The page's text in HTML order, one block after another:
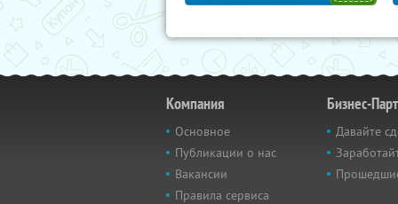
Компания
Основное
Публикации о нас
Вакансии
Правила сервиса
Бизнес-
Давайте